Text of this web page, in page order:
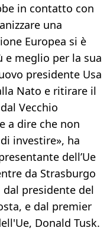
in contatto con
una
Europea si è
e meglio per la sua
presidente Usa
Nato e ritirare il
Vecchio
a dire che non
investire», ha
dell’Ue
da Strasburgo
presidente del
e dal premier
Donald Tusk.